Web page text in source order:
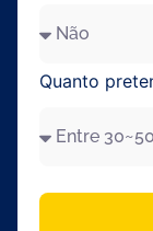
Quanto